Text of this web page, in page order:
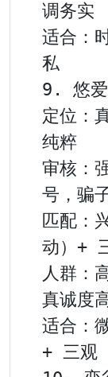
调务实
适合：
私
9. 悠爱
定位：
纯粹
审核：
号，骗
匹配：
动）+
人群：
真诚度
适合：
+ 三观